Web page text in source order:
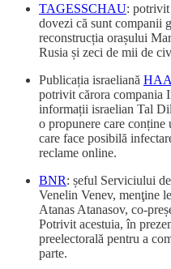
TAGESSCHAU:
dovezi că sunt companii
reconstrucția orașului
Rusia și zeci de mii de
Publicația israeliană
potrivit cărora compania
informații israelian Tal
o propunere care
care face posibilă
reclame online.
BNR: șeful Serviciului
Venelin Venev, menţine
Atanas Atanasov, co-
Potrivit acestuia, în
preelectorală pentru a
parte.